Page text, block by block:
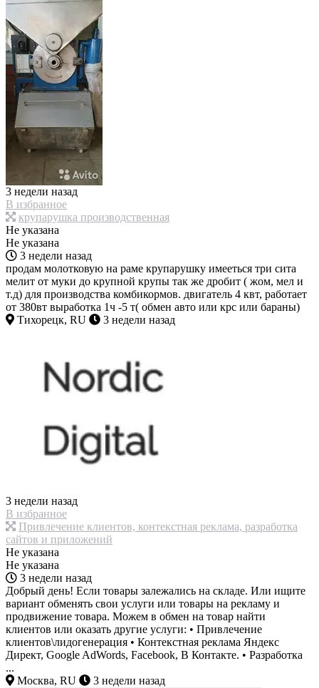
3 недели назад
В избранное
крупарушка производственная
Не указана
Не указана
3 недели назад
продам молотковую на раме крупарушку имееться три сита
мелит от муки до крупной крупы так же дробит ( жом, мел и
т.д) для производства комбикормов. двигатель 4 квт, работает
от 380вт выработка 1ч -5 т( обмен авто или крс или бараны)
Тихорецк, RU
3 недели назад
3 недели назад
В избранное
Привлечение клиентов, контекстная реклама, разработка
сайтов и приложений
Не указана
Не указана
3 недели назад
Добрый день! Если товары залежались на складе. Или ищите
вариант обменять свои услуги или товары на рекламу и
продвижение товара. Можем в обмен на товар найти
клиентов или оказать другие услуги: • Привлечение
клиентов\лидогенерация • Контекстная реклама Яндекс
Директ, Google AdWords, Facebook, В Контакте. • Разработка
...
Москва, RU
3 недели назад